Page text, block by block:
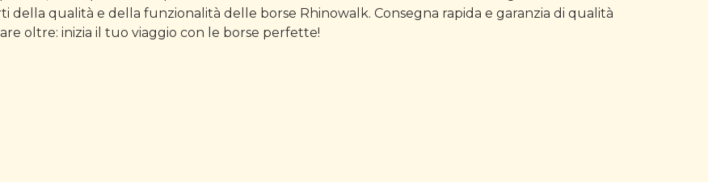
qualità e della funzionalità delle borse Rhinowalk. Consegna rapida e garanzia di qualità
oltre: inizia il tuo viaggio con le borse perfette!